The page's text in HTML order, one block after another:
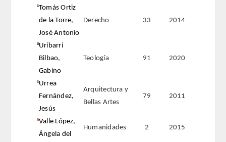
Tomás Ortiz
de la Torre,
José Antonio
Derecho 33 2014
Uríbarri
Bilbao,
Gabino
Teología 91 2020
Urrea
Fernández,
Jesús
Arquitectura y
Bellas Artes
79 2011
Valle López,
Ángela del
Humanidades 2 2015